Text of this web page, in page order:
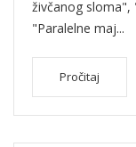
živčanog
"Paralelne maj...
Pročitaj